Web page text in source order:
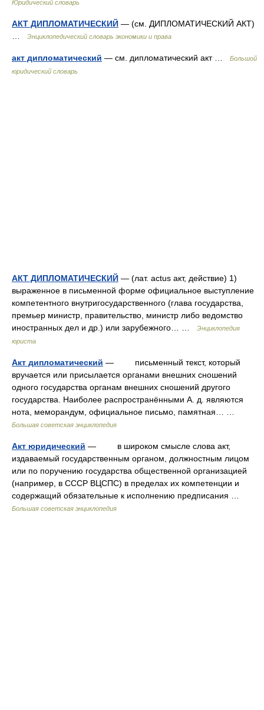
Юридический словарь
АКТ ДИПЛОМАТИЧЕСКИЙ — (см. ДИПЛОМАТИЧЕСКИЙ АКТ)
Энциклопедический словарь экономики и права
акт дипломатический — см. дипломатический акт …
Большой
юридический словарь
АКТ ДИПЛОМАТИЧЕСКИЙ — (лат. actus акт, действие) 1)
выраженное в письменной форме официальное выступление
компетентного внутригосударственного (глава государства,
премьер министр, правительство, министр либо ведомство
иностранных дел и др.) или зарубежного… …
Энциклопедия
юриста
Акт дипломатический — письменный текст, который
вручается или присылается органами внешних сношений
одного государства органам внешних сношений другого
государства. Наиболее распространёнными А. д. являются
нота, меморандум, официальное письмо, памятная… …
Большая советская энциклопедия
Акт юридический — в широком смысле слова акт,
издаваемый государственным органом, должностным лицом
или по поручению государства общественной организацией
(например, в СССР ВЦСПС) в пределах их компетенции и
содержащий обязательные к исполнению предписания …
Большая советская энциклопедия